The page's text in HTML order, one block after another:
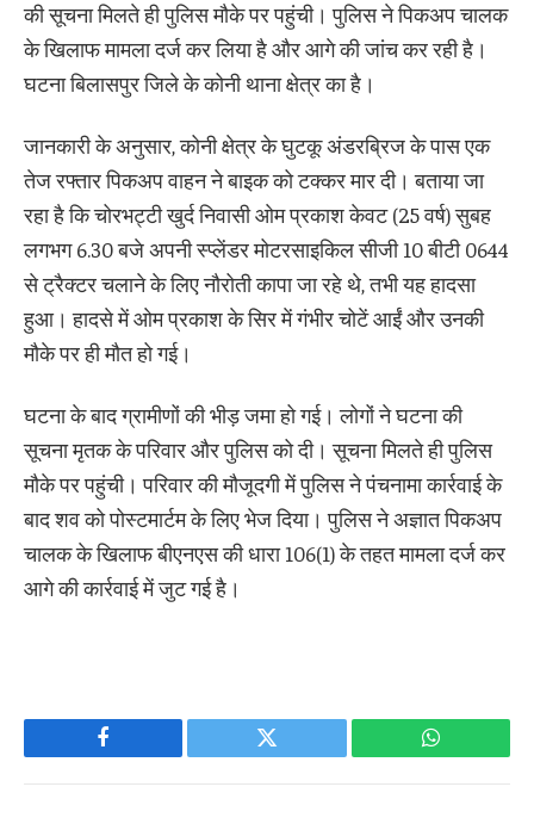
की सूचना मिलते ही पुलिस मौके पर पहुंची। पुलिस ने पिकअप चालक
के खिलाफ मामला दर्ज कर लिया है और आगे की जांच कर रही है।
घटना बिलासपुर जिले के कोनी थाना क्षेत्र का है।
जानकारी के अनुसार, कोनी क्षेत्र के घुटकू अंडरब्रिज के पास एक
तेज रफ्तार पिकअप वाहन ने बाइक को टक्कर मार दी। बताया जा
रहा है कि चोरभट्टी खुर्द निवासी ओम प्रकाश केवट (25 वर्ष) सुबह
लगभग 6.30 बजे अपनी स्प्लेंडर मोटरसाइकिल सीजी 10 बीटी 0644
से ट्रैक्टर चलाने के लिए नौरोती कापा जा रहे थे, तभी यह हादसा
हुआ। हादसे में ओम प्रकाश के सिर में गंभीर चोटें आईं और उनकी
मौके पर ही मौत हो गई।
घटना के बाद ग्रामीणों की भीड़ जमा हो गई। लोगों ने घटना की
सूचना मृतक के परिवार और पुलिस को दी। सूचना मिलते ही पुलिस
मौके पर पहुंची। परिवार की मौजूदगी में पुलिस ने पंचनामा कार्रवाई के
बाद शव को पोस्टमार्टम के लिए भेज दिया। पुलिस ने अज्ञात पिकअप
चालक के खिलाफ बीएनएस की धारा 106(1) के तहत मामला दर्ज कर
आगे की कार्रवाई में जुट गई है।
Facebook Twitter WhatsApp